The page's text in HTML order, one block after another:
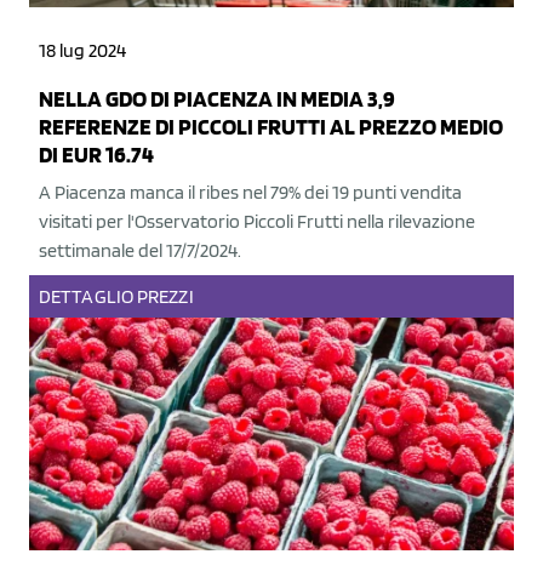
18 lug 2024
NELLA GDO DI PIACENZA IN MEDIA 3,9
REFERENZE DI PICCOLI FRUTTI AL PREZZO MEDIO
DI EUR 16.74
A Piacenza manca il ribes nel 79% dei 19 punti vendita
visitati per l'Osservatorio Piccoli Frutti nella rilevazione
settimanale del 17/7/2024.
DETTAGLIO PREZZI